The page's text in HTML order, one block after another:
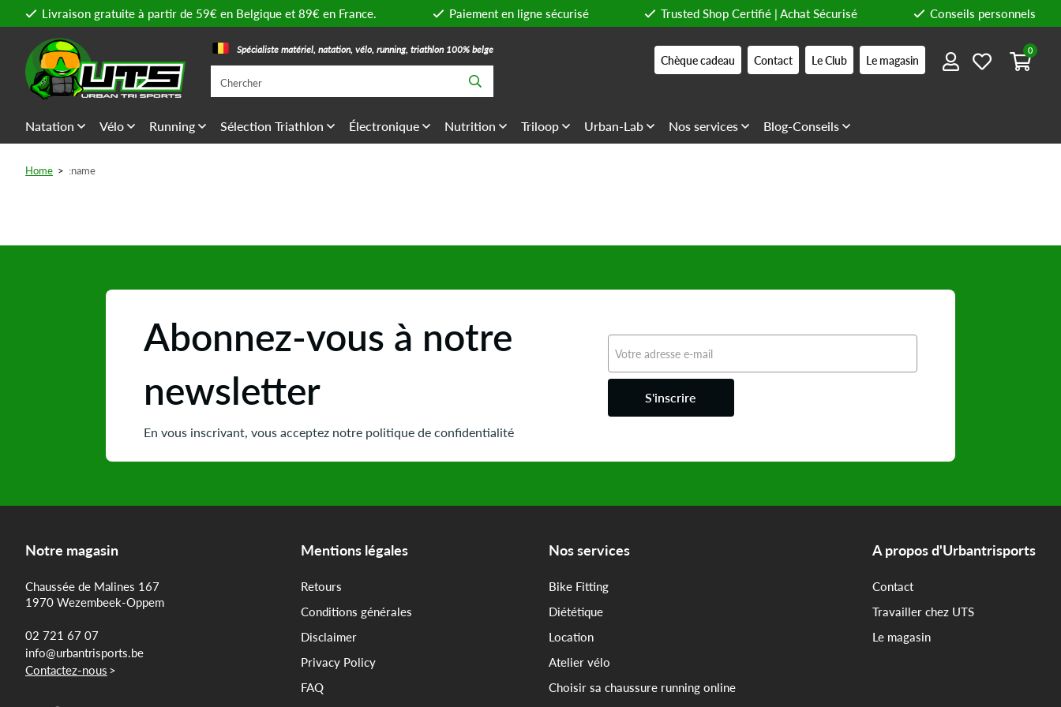
Livraison gratuite à partir de 59€ en Belgique et 89€ en France. Paiement en ligne sécurisé Trusted Shop Certifié | Achat Sécurisé Conseils personnels
Spécialiste matériel, natation, vélo, running, triathlon 100% belge
Chèque cadeau Contact Le Club Le magasin
0
Natation Vélo Running Sélection Triathlon Électronique Nutrition Triloop Urban-Lab Nos services Blog-Conseils
Home > :name
Abonnez-vous à notre
newsletter
En vous inscrivant, vous acceptez notre politique de confidentialité
S'inscrire
Notre magasin
Chaussée de Malines 167
1970 Wezembeek-Oppem
02 721 67 07
info@urbantrisports.be
Contactez-nous>
Mentions légales
Retours
Conditions générales
Disclaimer
Privacy Policy
FAQ
Nos services
Bike Fitting
Diététique
Location
Atelier vélo
Choisir sa chaussure running online
A propos d'Urbantrisports
Contact
Travailler chez UTS
Le magasin